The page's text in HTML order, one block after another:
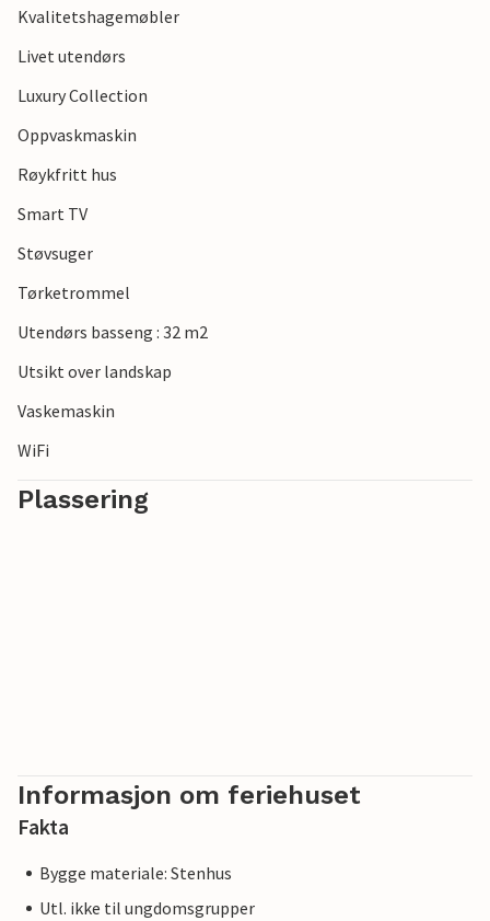
Kvalitetshagemøbler
Livet utendørs
Luxury Collection
Oppvaskmaskin
Røykfritt hus
Smart TV
Støvsuger
Tørketrommel
Utendørs basseng : 32 m2
Utsikt over landskap
Vaskemaskin
WiFi
Plassering
Informasjon om feriehuset
Fakta
Bygge materiale: Stenhus
Utl. ikke til ungdomsgrupper